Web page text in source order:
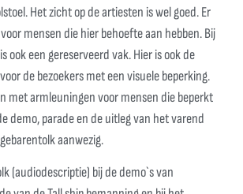
Het zicht op de artiesten is wel goed. Er
mensen die hier behoefte aan hebben. Bij
ook een gereserveerd vak. Hier is ook de
de bezoekers met een visuele beperking.
met armleuningen voor mensen die beperkt
demo, parade en de uitleg van het varend
aanwezig.
(audiodescriptie) bij de demo`s van